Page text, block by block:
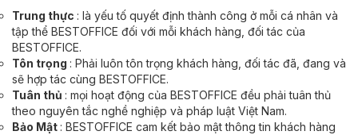
Trung thực : là yếu tố quyết định thành công ở mỗi cá nhân và
tập thể BESTOFFICE đối với mỗi khách hàng, đối tác của
BESTOFFICE.
Tôn trọng : Phải luôn tôn trọng khách hàng, đối tác đã, đang và
sẽ hợp tác cùng BESTOFFICE.
Tuân thủ : mọi hoạt động của BESTOFFICE đều phải tuân thủ
theo nguyên tắc nghề nghiệp và pháp luật Việt Nam.
Bảo Mật : BESTOFFICE cam kết bảo mật thông tin khách hàng